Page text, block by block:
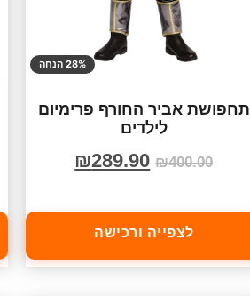
28% הנחה
תחפושת אביר החורף פרימיום
לילדים
₪400.00
₪289.90
לצפייה ורכישה